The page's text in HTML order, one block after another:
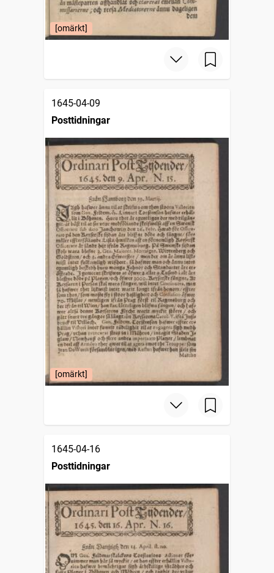
[omärkt]
1645-04-09
Posttidningar
[omärkt]
1645-04-16
Posttidningar